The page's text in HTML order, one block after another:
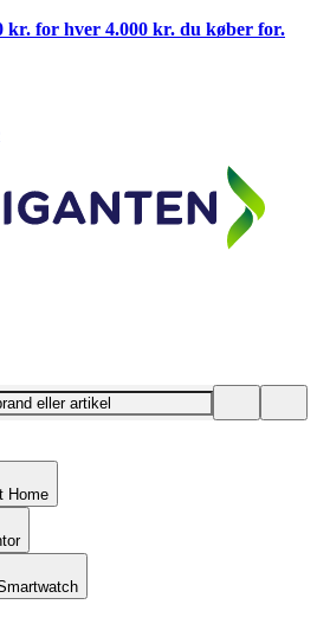
kr. for hver 4.000 kr. du køber for.
Home